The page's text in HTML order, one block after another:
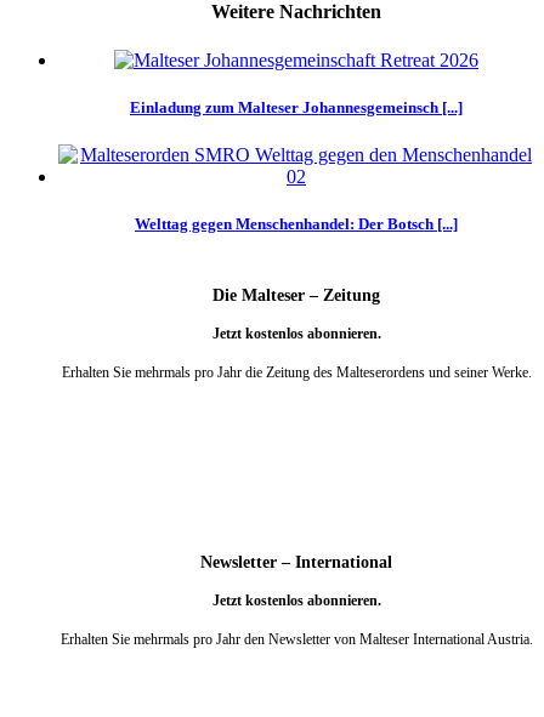
Weitere Nachrichten
Einladung zum Malteser Johannesgemeinsch [...]
Welttag gegen Menschenhandel: Der Botsch [...]
Die Malteser – Zeitung
Jetzt kostenlos abonnieren.
Erhalten Sie mehrmals pro Jahr die Zeitung des Malteserordens und seiner Werke.
Newsletter – International
Jetzt kostenlos abonnieren.
Erhalten Sie mehrmals pro Jahr den Newsletter von Malteser International Austria.